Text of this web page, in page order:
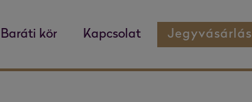
Baráti kör Kapcsolat Jegyvásárlás